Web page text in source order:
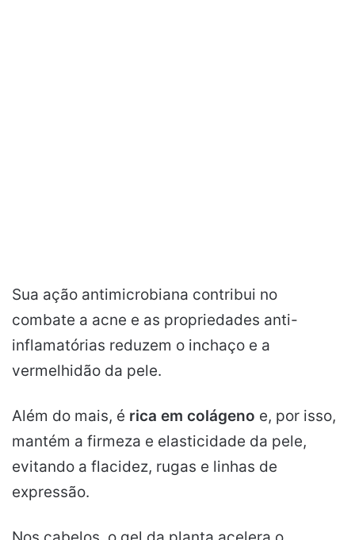
Sua ação antimicrobiana contribui no
combate a acne e as propriedades anti-
inflamatórias reduzem o inchaço e a
vermelhidão da pele.
Além do mais, é rica em colágeno e, por isso,
mantém a firmeza e elasticidade da pele,
evitando a flacidez, rugas e linhas de
expressão.